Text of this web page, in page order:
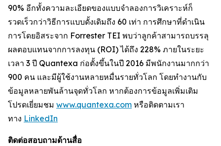
90% อีกทั้งความละเอียดของแบบจำลองการวิเคราะห์ก็
รวดเร็วกว่าวิธีการแบบดั้งเดิมถึง 60 เท่า การศึกษาที่ดำเนิน
การโดยอิสระจาก Forrester TEI พบว่าลูกค้าสามารถบรรลุ
ผลตอบแทนจากการลงทุน (ROI) ได้ถึง 228% ภายในระยะ
เวลา 3 ปี Quantexa ก่อตั้งขึ้นในปี 2016 มีพนักงานมากกว่า
900 คน และมีผู้ใช้งานหลายหมื่นรายทั่วโลก โดยทำงานกับ
ข้อมูลหลายพันล้านจุดทั่วโลก หากต้องการข้อมูลเพิ่มเติม
โปรดเยี่ยมชม www.quantexa.com หรือติดตามเรา
ทาง LinkedIn
ติดต่อสอบถามด้านสื่อ